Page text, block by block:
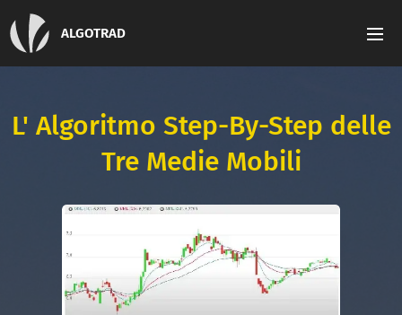
ALGOTRAD
L' Algoritmo Step-By-Step delle
Tre Medie Mobili